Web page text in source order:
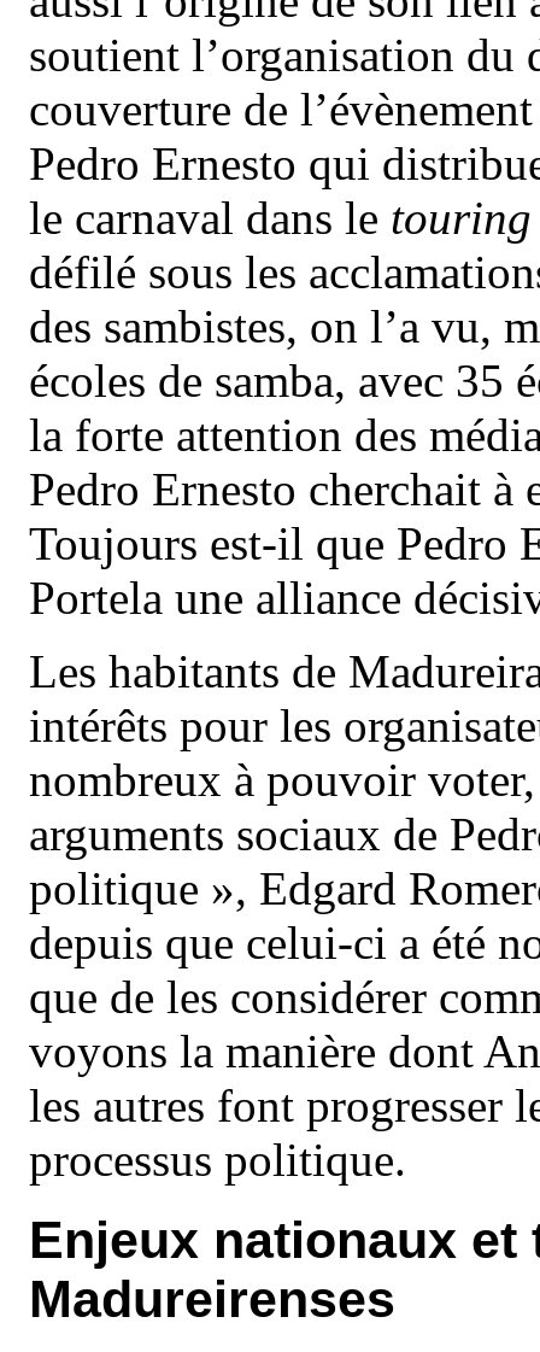
soutient l’organisation du
couverture de
Pedro Ernesto qui
le carnaval dans le
défilé sous les
des sambistes, on l’a vu,
écoles de samba, avec 35
la forte attention des
Pedro Ernesto cherchait
Toujours est-il que Pedro
Portela une alliance
Les habitants de
intérêts pour les
nombreux à pouvoir
arguments sociaux de
politique », Edgard
depuis que celui-ci a été
que de les considérer
voyons la manière dont
les autres font progresser
processus politique.
Enjeux nationaux
Madureirenses